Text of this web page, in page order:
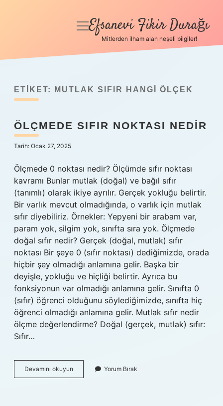
Anasayfa
Yasal Uyarı
Hakkımızda
menüyü
Efsanevi Fikir Durağı
Mitlerden ilham alan neşeli bilgiler!
ETIKET: MUTLAK SIFIR HANGI ÖLÇEK
ÖLÇMEDE SIFIR NOKTASI NEDIR
Tarih: Ocak 27, 2025
Ölçmede 0 noktası nedir? Ölçümde sıfır noktası
kavramı Bunlar mutlak (doğal) ve bağıl sıfır
(tanımlı) olarak ikiye ayrılır. Gerçek yokluğu belirtir.
Bir varlık mevcut olmadığında, o varlık için mutlak
sıfır diyebiliriz. Örnekler: Yepyeni bir arabam var,
param yok, silgim yok, sınıfta sıra yok. Ölçmede
doğal sıfır nedir? Gerçek (doğal, mutlak) sıfır
noktası Bir şeye 0 (sıfır noktası) dediğimizde, orada
hiçbir şey olmadığı anlamına gelir. Başka bir
deyişle, yokluğu ve hiçliği belirtir. Ayrıca bu
fonksiyonun var olmadığı anlamına gelir. Sınıfta 0
(sıfır) öğrenci olduğunu söylediğimizde, sınıfta hiç
öğrenci olmadığı anlamına gelir. Mutlak sıfır nedir
ölçme değerlendirme? Doğal (gerçek, mutlak) sıfır:
Sıfır…
Devamını okuyun Ölçmede
Sıfır
Yorum Bırak